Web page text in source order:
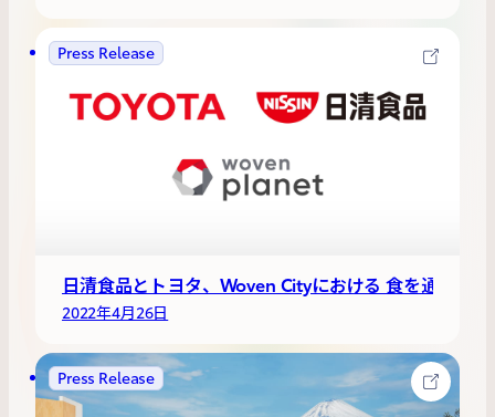
Press Release
日清食品とトヨタ、Woven Cityにおける 食を通じた
2022年4月26日
Press Release